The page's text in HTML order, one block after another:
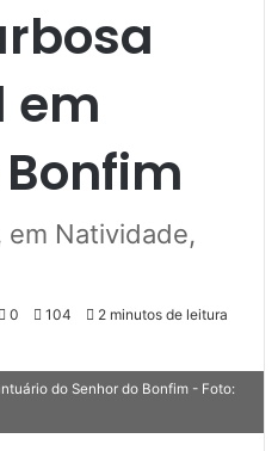
em
em Natividade,
0 104 2 minutos de leitura
do Senhor do Bonfim - Foto: